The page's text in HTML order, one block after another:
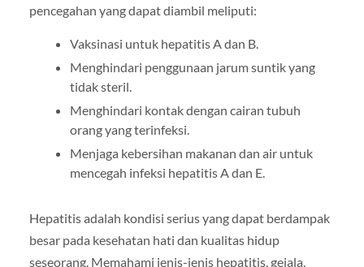
pencegahan yang dapat diambil meliputi:
Vaksinasi untuk hepatitis A dan B.
Menghindari penggunaan jarum suntik yang
tidak steril.
Menghindari kontak dengan cairan tubuh
orang yang terinfeksi.
Menjaga kebersihan makanan dan air untuk
mencegah infeksi hepatitis A dan E.
Hepatitis adalah kondisi serius yang dapat berdampak
besar pada kesehatan hati dan kualitas hidup
seseorang. Memahami jenis-jenis hepatitis, gejala,